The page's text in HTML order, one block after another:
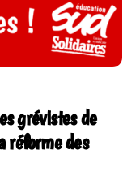
grévistes de
réforme des